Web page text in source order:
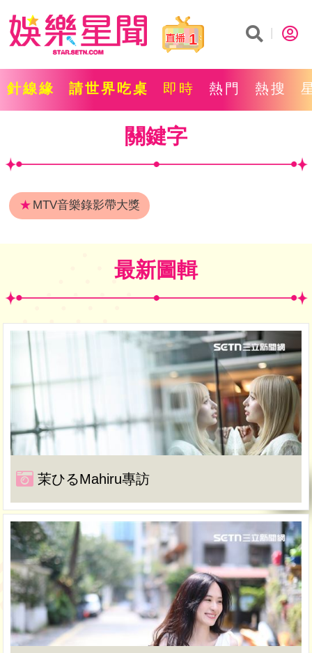
1
針線緣 請世界吃桌 即時 熱門 熱搜
關鍵字
★ MTV音樂錄影帶大獎
最新圖輯
茉ひるMahiru專訪